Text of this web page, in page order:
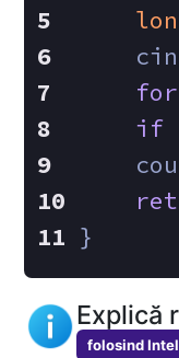
for
if
}
Explică
folosind